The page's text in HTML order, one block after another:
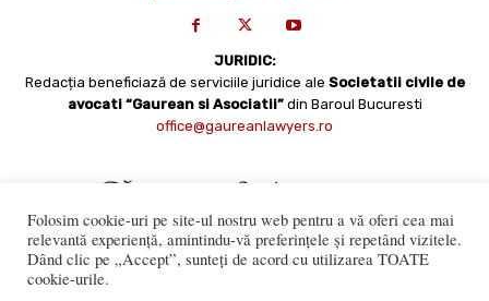
JURIDIC:
Redacția beneficiază de serviciile juridice ale Societatii civile de
avocati “Gaurean si Asociatii” din Baroul Bucuresti
office@gaureanlawyers.ro
Folosim cookie-uri pe site-ul nostru web pentru a vă oferi cea mai
relevantă experiență, amintindu-vă preferințele și repetând vizitele.
Dând clic pe „Accept”, sunteți de acord cu utilizarea TOATE
cookie-urile.